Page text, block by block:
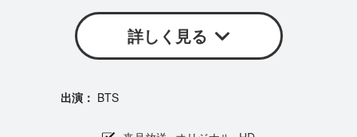
詳しく見る
BTS